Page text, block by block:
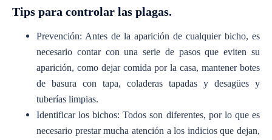
Tips para controlar las plagas.
Prevención: Antes de la aparición de cualquier bicho, es
necesario contar con una serie de pasos que eviten su
aparición, como dejar comida por la casa, mantener botes
de basura con tapa, coladeras tapadas y desagües y
tuberías limpias.
Identificar los bichos: Todos son diferentes, por lo que es
necesario prestar mucha atención a los indicios que dejan,